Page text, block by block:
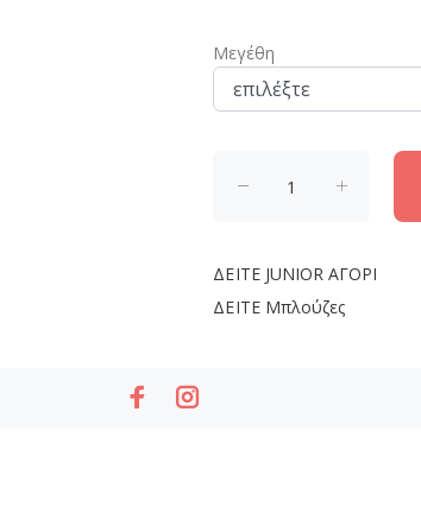
Μεγέθη
ΔΕΙΤΕ JUNIOR ΑΓΟΡΙ
ΔΕΙΤΕ Μπλούζες